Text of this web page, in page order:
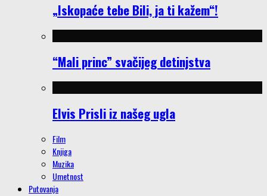
„Iskopaće tebe Bili, ja ti kažem“!
“Mali princ” svačijeg detinjstva
Elvis Prisli iz našeg ugla
Film
Knjiga
Muzika
Umetnost
Putovanja